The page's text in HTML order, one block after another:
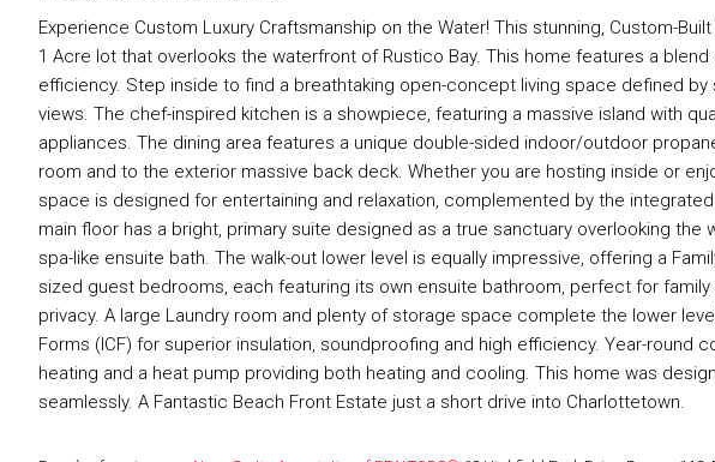
Experience Custom Luxury Craftsmanship on the Water! This stunning, Custom-
1 Acre lot that overlooks the waterfront of Rustico Bay. This home features a
efficiency. Step inside to find a breathtaking open-concept living space defined
views. The chef-inspired kitchen is a showpiece, featuring a massive island with
appliances. The dining area features a unique double-sided indoor/outdoor
room and to the exterior massive back deck. Whether you are hosting inside or
space is designed for entertaining and relaxation, complemented by the
main floor has a bright, primary suite designed as a true sanctuary overlooking the
spa-like ensuite bath. The walk-out lower level is equally impressive, offering a
sized guest bedrooms, each featuring its own ensuite bathroom, perfect for
privacy. A large Laundry room and plenty of storage space complete the lower
Forms (ICF) for superior insulation, soundproofing and high efficiency. Year-round
heating and a heat pump providing both heating and cooling. This home was
seamlessly. A Fantastic Beach Front Estate just a short drive into Charlottetown.